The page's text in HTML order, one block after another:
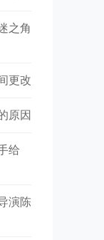
之角
更改
原因
给
演陈